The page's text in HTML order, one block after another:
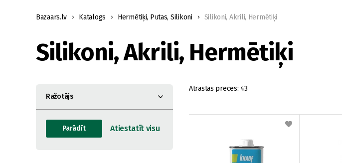
Bazaars.lv Katalogs Hermētiķi, Putas, Silikoni Silikoni, Akrili, Hermētiķi
Silikoni, Akrili, Hermētiķi
Ražotājs
Atrastas preces: 43